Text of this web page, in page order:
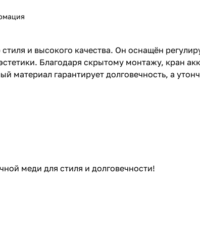
и высокого качества. Он оснащён
Благодаря скрытому монтажу, кран
материал гарантирует долговечность, а
меди для стиля и долговечности!